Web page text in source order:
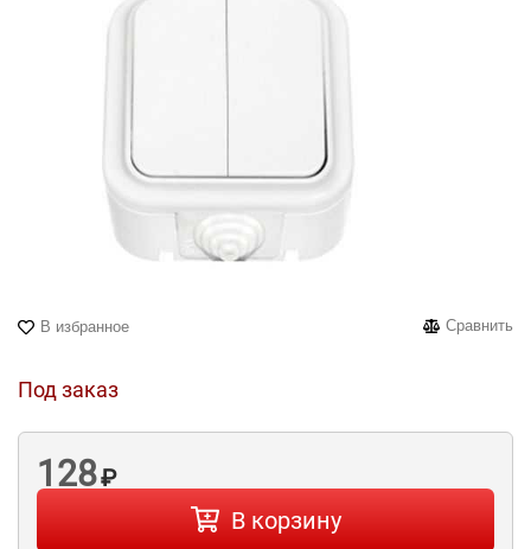
В избранное Сравнить
Под заказ
128₽
В корзину